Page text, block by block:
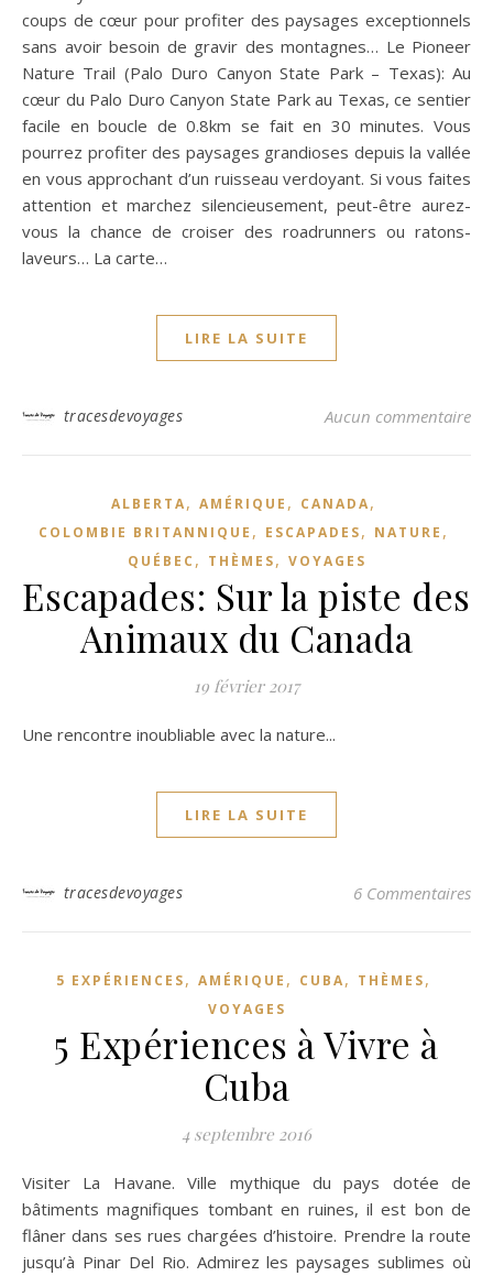
coups de cœur pour profiter des paysages exceptionnels
sans avoir besoin de gravir des montagnes… Le Pioneer
Nature Trail (Palo Duro Canyon State Park – Texas): Au
cœur du Palo Duro Canyon State Park au Texas, ce sentier
facile en boucle de 0.8km se fait en 30 minutes. Vous
pourrez profiter des paysages grandioses depuis la vallée
en vous approchant d’un ruisseau verdoyant. Si vous faites
attention et marchez silencieusement, peut-être aurez-
vous la chance de croiser des roadrunners ou ratons-
laveurs… La carte…
LIRE LA SUITE
tracesdevoyages Aucun commentaire
ALBERTA, AMÉRIQUE , CANADA,
COLOMBIE BRITANNIQUE , ESCAPADES, NATURE ,
QUÉBEC , THÈMES, VOYAGES
Escapades: Sur la piste des
Animaux du Canada
19 février 2017
Une rencontre inoubliable avec la nature...
LIRE LA SUITE
tracesdevoyages 6 Commentaires
5 EXPÉRIENCES, AMÉRIQUE , CUBA, THÈMES,
VOYAGES
5 Expériences à Vivre à
Cuba
4 septembre 2016
Visiter La Havane. Ville mythique du pays dotée de
bâtiments magnifiques tombant en ruines, il est bon de
flâner dans ses rues chargées d’histoire. Prendre la route
jusqu’à Pinar Del Rio. Admirez les paysages sublimes où